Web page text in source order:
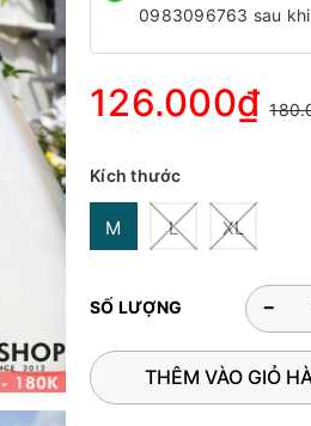
0983096763 sau
126.000₫
Kích thước
M L XL
SỐ LƯỢNG -
THÊM VÀO GIỎ